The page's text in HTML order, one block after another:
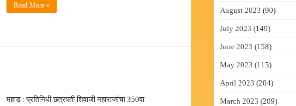
Read More »
महाड : प्रतिनिधी छत्रपती शिवाजी महाराजांचा 350वा
August 2023 (90)
July 2023 (149)
June 2023 (158)
May 2023 (115)
April 2023 (204)
March 2023 (209)